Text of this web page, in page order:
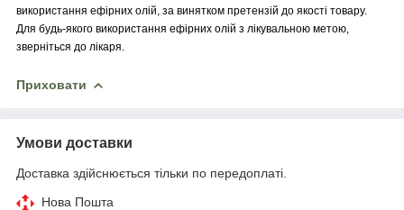
використання ефірних олій, за винятком претензій до якості товару.
Для будь-якого використання ефірних олій з лікувальною метою,
зверніться до лікаря.
Приховати
Умови доставки
Доставка здійснюється тільки по передоплаті.
Нова Пошта